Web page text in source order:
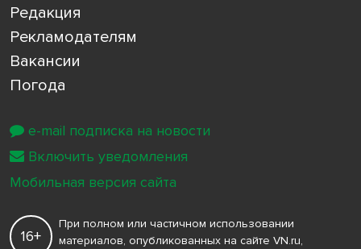
Редакция
Рекламодателям
Вакансии
Погода
16+
При полном или частичном использовании
материалов, опубликованных на сайте VN.ru,
e-mail подписка на новости
Включить уведомления
Мобильная версия сайта